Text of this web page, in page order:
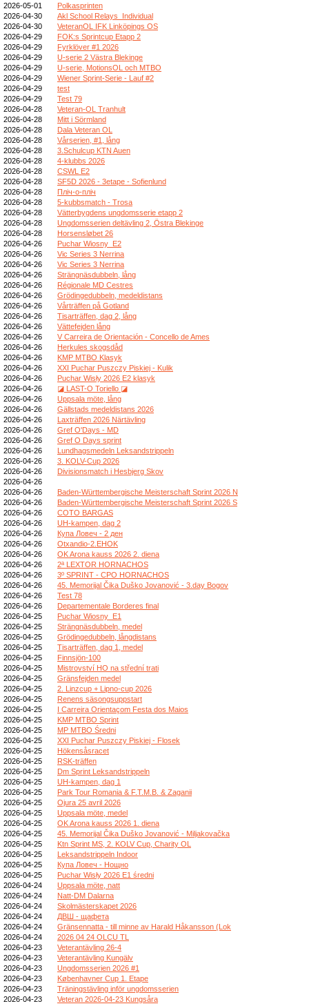
2026-05-01
Polkasprinten
2026-04-30
Akl School Relays_Individual
2026-04-30
VeteranOL IFK Linköpings OS
2026-04-29
FOK:s Sprintcup Etapp 2
2026-04-29
Fyrklöver #1 2026
2026-04-29
U-serie 2 Västra Blekinge
2026-04-29
U-serie, MotionsOL och MTBO
2026-04-29
Wiener Sprint-Serie - Lauf #2
2026-04-29
test
2026-04-29
Test 79
2026-04-28
Veteran-OL Tranhult
2026-04-28
Mitt i Sörmland
2026-04-28
Dala Veteran OL
2026-04-28
Vårserien, #1, lång
2026-04-28
3.Schulcup KTN Auen
2026-04-28
4-klubbs 2026
2026-04-28
CSWL E2
2026-04-28
SF5D 2026 - 3etape - Sofienlund
2026-04-28
Пліч-о-пліч
2026-04-28
5-kubbsmatch - Trosa
2026-04-28
Vätterbygdens ungdomsserie etapp 2
2026-04-28
Ungdomsserien deltävling 2, Östra Blekinge
2026-04-28
Horsensløbet 26
2026-04-26
Puchar Wiosny_E2
2026-04-26
Vic Series 3 Nerrina
2026-04-26
Vic Series 3 Nerrina
2026-04-26
Strängnäsdubbeln, lång
2026-04-26
Régionale MD Cestres
2026-04-26
Grödingedubbeln, medeldistans
2026-04-26
Vårträffen på Gotland
2026-04-26
Tisarträffen, dag 2, lång
2026-04-26
Vättefejden lång
2026-04-26
V Carreira de Orientación - Concello de Ames
2026-04-26
Herkules skogsdåd
2026-04-26
KMP MTBO Klasyk
2026-04-26
XXI Puchar Puszczy Piskiej - Kulik
2026-04-26
Puchar Wisły 2026 E2 klasyk
2026-04-26
◪ LAST-O Toriello ◪
2026-04-26
Uppsala möte, lång
2026-04-26
Gällstads medeldistans 2026
2026-04-26
Laxträffen 2026 Närtävling
2026-04-26
Gref O'Days - MD
2026-04-26
Gref O Days sprint
2026-04-26
Lundhagsmedeln Leksandstrippeln
2026-04-26
3. KOLV-Cup 2026
2026-04-26
Divisionsmatch i Hesbjerg Skov
2026-04-26
2026-04-26
Baden-Württembergische Meisterschaft Sprint 2026 N
2026-04-26
Baden-Württembergische Meisterschaft Sprint 2026 S
2026-04-26
COTO BARGAS
2026-04-26
UH-kampen, dag 2
2026-04-26
Купа Ловеч - 2 ден
2026-04-26
Otxandio-2.EHOK
2026-04-26
OK Arona kauss 2026 2. diena
2026-04-26
2ª LEXTOR HORNACHOS
2026-04-26
3º SPRINT - CPO HORNACHOS
2026-04-26
45. Memorijal Čika Duško Jovanović - 3.day Bogov
2026-04-26
Test 78
2026-04-26
Departementale Borderes final
2026-04-25
Puchar Wiosny_E1
2026-04-25
Strängnäsdubbeln, medel
2026-04-25
Grödingedubbeln, långdistans
2026-04-25
Tisarträffen, dag 1, medel
2026-04-25
Finnsjön-100
2026-04-25
Mistrovství HO na střední trati
2026-04-25
Gränsfejden medel
2026-04-25
2. Linzcup + Lipno-cup 2026
2026-04-25
Renens säsongsuppstart
2026-04-25
I Carreira Orientaçom Festa dos Maios
2026-04-25
KMP MTBO Sprint
2026-04-25
MP MTBO Średni
2026-04-25
XXI Puchar Puszczy Piskiej - Flosek
2026-04-25
Hökensåsracet
2026-04-25
RSK-träffen
2026-04-25
Dm Sprint Leksandstrippeln
2026-04-25
UH-kampen, dag 1
2026-04-25
Park Tour Romania & F.T.M.B. & Zaganii
2026-04-25
Ojura 25 avril 2026
2026-04-25
Uppsala möte, medel
2026-04-25
OK Arona kauss 2026 1. diena
2026-04-25
45. Memorijal Čika Duško Jovanović - Miljakovačka
2026-04-25
Ktn Sprint MS, 2. KOLV Cup, Charity OL
2026-04-25
Leksandstrippeln Indoor
2026-04-25
Купа Ловеч - Нощно
2026-04-25
Puchar Wisły 2026 E1 średni
2026-04-24
Uppsala möte, natt
2026-04-24
Natt-DM Dalarna
2026-04-24
Skolmästerskapet 2026
2026-04-24
ДВШ - щафета
2026-04-24
Gränsennatta - till minne av Harald Håkansson (Lok
2026-04-24
2026 04 24 OLCU TL
2026-04-23
Veterantävling 26-4
2026-04-23
Veterantävling Kungälv
2026-04-23
Ungdomsserien 2026 #1
2026-04-23
Københavner Cup 1. Etape
2026-04-23
Träningstävling inför ungdomsserien
2026-04-23
Veteran 2026-04-23 Kungsåra